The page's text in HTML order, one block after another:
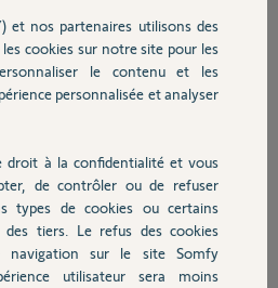
fil de discussion
et nos partenaires utilisons des
cookies sur notre site pour les
le contenu et les
personnalisée et analyser
droit à la confidentialité et vous
de contrôler ou de refuser
types de cookies ou certains
des tiers. Le refus des cookies
navigation sur le site Somfy
utilisateur sera moins